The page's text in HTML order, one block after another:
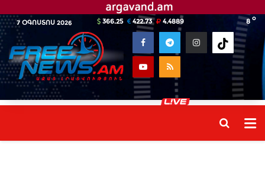
7 ՕԳՈՍՏՈՍ 2026 8 o
366.25 422.73 4.4889